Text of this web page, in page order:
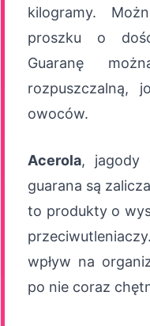
kilogramy.
proszku o
Guaranę
rozpuszczalną,
owoców.
Acerola, jagody
guarana są
to produkty o
wpływ na
po nie coraz